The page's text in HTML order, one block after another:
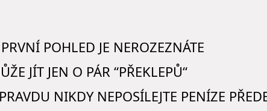
POHLED JE NEROZEZNÁTE
JÍT JEN O PÁR “PŘEKLEPŮ“
NIKDY NEPOSÍLEJTE PENÍZE